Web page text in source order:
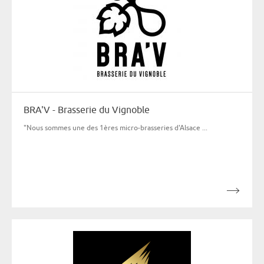
BRA'V - Brasserie du Vignoble
"Nous sommes une des 1ères micro-brasseries d'Alsace ...